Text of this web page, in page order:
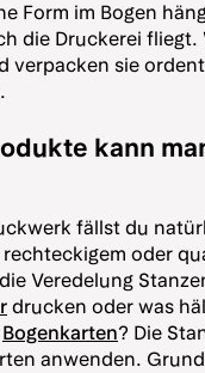
Form im Bogen
die Druckerei fliegt.
verpacken sie
kann
fällst du
oder
Veredelung
drucken oder was
Bogenkarten? Die
anwenden.